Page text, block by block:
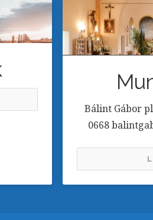
Bálint Gábor
0668